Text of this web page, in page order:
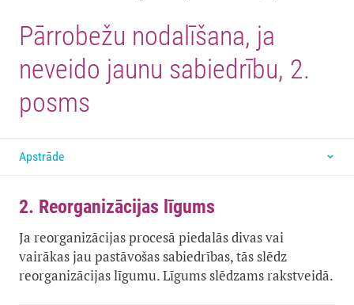
Pārrobežu nodalīšana, ja
neveido jaunu sabiedrību, 2.
posms
Apstrāde
2. Reorganizācijas līgums
Ja reorganizācijas procesā piedalās divas vai
vairākas jau pastāvošas sabiedrības, tās slēdz
reorganizācijas līgumu. Līgums slēdzams rakstveidā.